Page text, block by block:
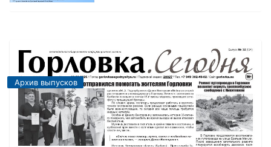
Архив выпусков